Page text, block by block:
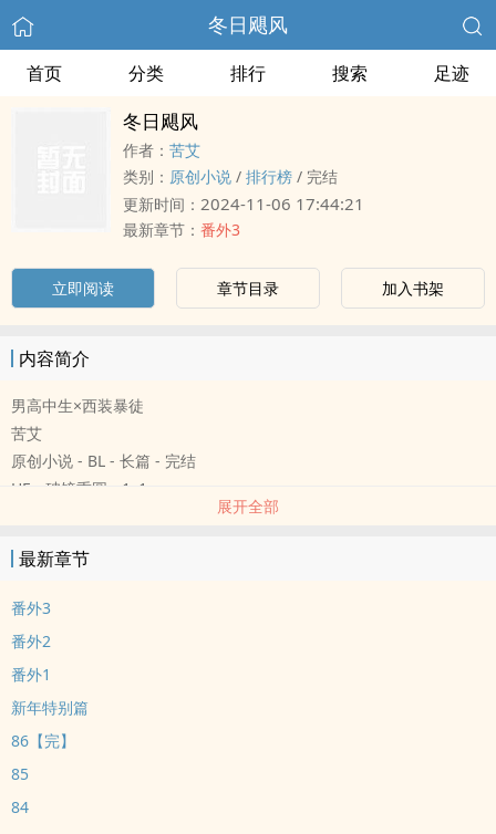
冬日飓风
首页 分类 排行 搜索 足迹
冬日飓风
作者： 苦艾
类别： 原创小说 / 排行榜 / 完结
更新时间： 2024-11-06 17:44:21
最新章节： 番外3
立即阅读 章节目录 加入书架
内容简介
男高中生×西装暴徒
苦艾
原创小说 - BL - 长篇 - 完结
HE - 破镜重圆 - ‌‎1‍‌‎v‌‍1‌
剧情为谈恋爱服务
非典型破镜重圆
意味着爱情的所有东西：欲望、嫉妒和相似的孤独。——《烛烬》
展开全部
最新章节
番外3
番外2
番外1
新年特别篇
86【完】
85
84